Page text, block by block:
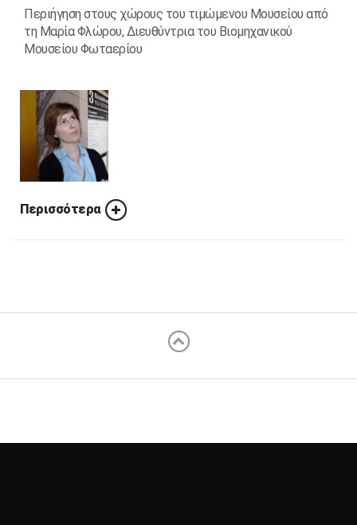
Περιήγηση στους χώρους του τιμώμενου Μουσείου από
τη Μαρία Φλώρου, Διευθύντρια του Βιομηχανικού
Μουσείου Φωταερίου
Περισσότερα